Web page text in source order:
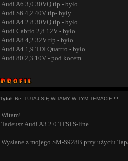
Audi A6 3,0 30VQ tip - było
Audi S6 4,2 40V tip- były
Audi A4 2.8 30VQ tip - było
Audi Cabrio 2,8 12V - było
Audi A8 4,2 32V tip - było
Audi A4 1,9 TDI Quattro - było
Audi 80 2,3 10V - pod kocem
Tytuł: Re: TUTAJ SIĘ WITAMY W TYM TEMACIE !!!
Witam!
Tadeusz Audi A3 2.0 TFSI S-line
Wysłane z mojego SM-S928B przy użyciu